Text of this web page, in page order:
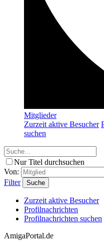
Mitglieder
Zurzeit aktive Besucher
suchen
Nur Titel durchsuchen
Von:
Filter
Suche
Zurzeit aktive Besucher
Profilnachrichten
Profilnachrichten suchen
AmigaPortal.de